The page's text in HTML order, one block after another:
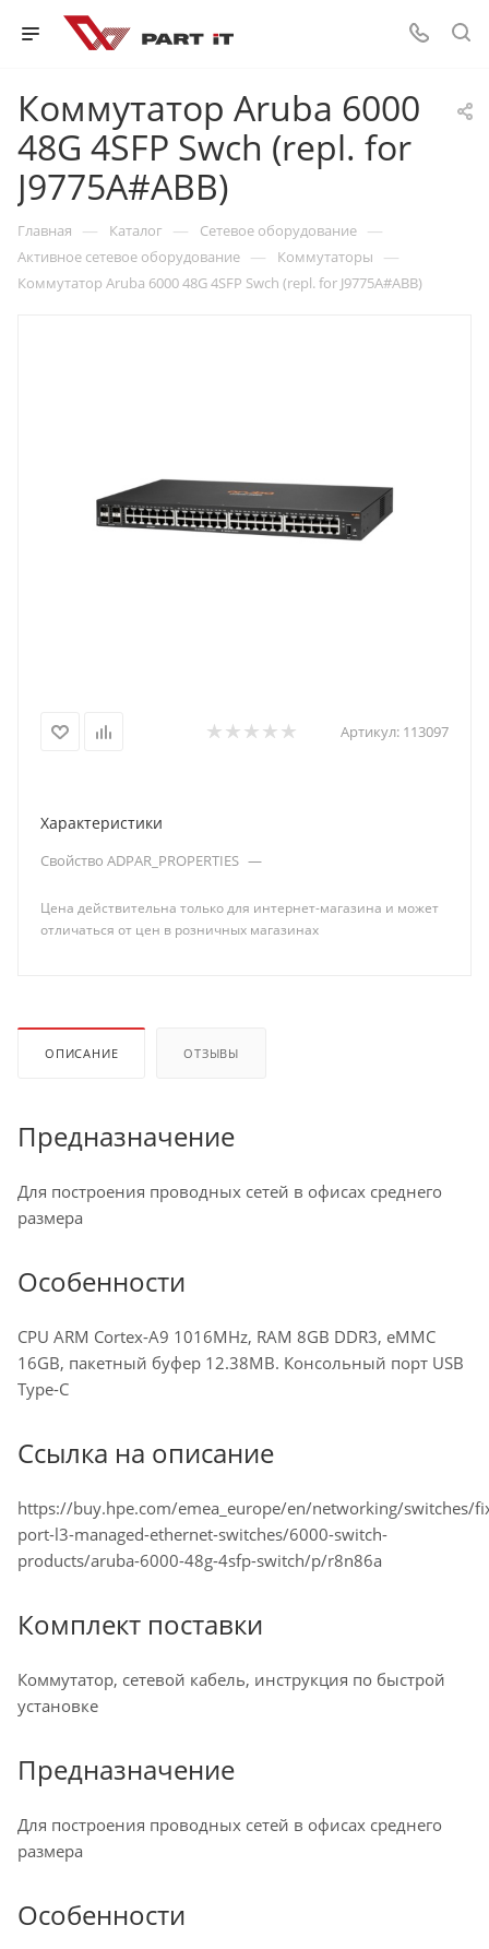
Коммутатор Aruba 6000
48G 4SFP Swch (repl. for
J9775A#ABB)
Главная — Каталог — Сетевое оборудование —
Активное сетевое оборудование — Коммутаторы —
Коммутатор Aruba 6000 48G 4SFP Swch (repl. for J9775A#ABB)
Артикул: 113097
Характеристики
Свойство ADPAR_PROPERTIES —
Цена действительна только для интернет-магазина и может
отличаться от цен в розничных магазинах
ОПИСАНИЕ ОТЗЫВЫ
Предназначение
Для построения проводных сетей в офисах среднего
размера
Особенности
CPU ARM Cortex-A9 1016MHz, RAM 8GB DDR3, eMMC
16GB, пакетный буфер 12.38MB. Консольный порт USB
Type-C
Ссылка на описание
https://buy.hpe.com/emea_europe/en/networking/switches/
port-l3-managed-ethernet-switches/6000-switch-
products/aruba-6000-48g-4sfp-switch/p/r8n86a
Комплект поставки
Коммутатор, сетевой кабель, инструкция по быстрой
установке
Предназначение
Для построения проводных сетей в офисах среднего
размера
Особенности